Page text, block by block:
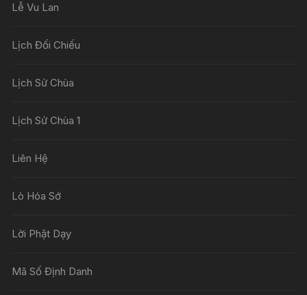
Lễ Vu Lan
Lịch Đối Chiếu
Lịch Sử Chùa
Lịch Sử Chùa 1
Liên Hệ
Lò Hóa Sớ
Lời Phật Dạy
Mã Số Định Danh